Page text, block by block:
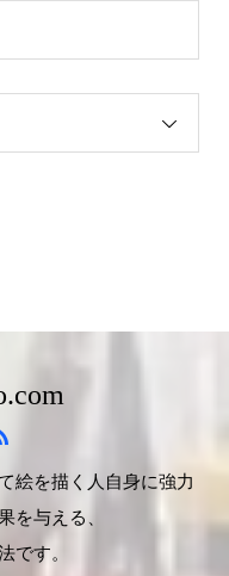
絵を描く人自身に強力
を与える、
です。